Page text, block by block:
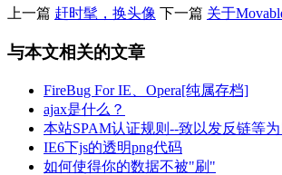
上一篇 赶时髦，换头像 下一篇 关于
与本文相关的文章
FireBug For IE、Opera[纯属存档]
ajax是什么？
本站SPAM认证规则--致以发反链等
IE6下js的透明png代码
如何使得你的数据不被"刷"